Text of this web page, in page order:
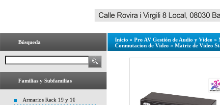
Búsqueda
Familias y Subfamilias
Armarios Rack 19 y 10
Inicio » Pro AV Gestión de Audio y Vídeo »
Conmutacion de Video » Matriz de Video